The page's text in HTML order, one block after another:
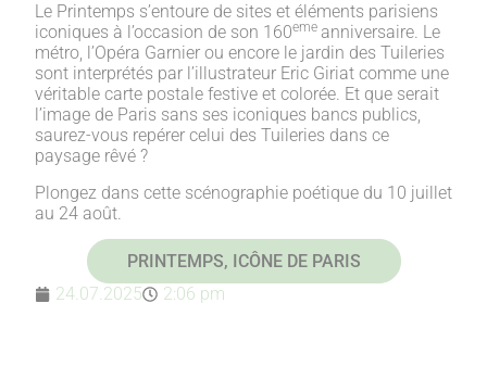
Le Printemps s’entoure de sites et éléments parisiens
iconiques à l’occasion de son 160eme anniversaire. Le
métro, l’Opéra Garnier ou encore le jardin des Tuileries
sont interprétés par l’illustrateur Eric Giriat comme une
véritable carte postale festive et colorée. Et que serait
l’image de Paris sans ses iconiques bancs publics,
saurez-vous repérer celui des Tuileries dans ce
paysage rêvé ?
Plongez dans cette scénographie poétique du 10 juillet
au 24 août.
PRINTEMPS, ICÔNE DE PARIS
24.07.2025
2:06 pm